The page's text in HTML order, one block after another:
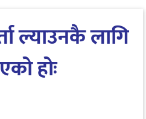
ल्याउनकै लागि
होः